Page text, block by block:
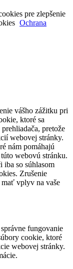
pre zlepšenie
Ochrana
vášho zážitku pri
ktoré sa
pretože
webovej stránky.
nám pomáhajú
webovú stránku.
iba so súhlasom
Zrušenie
vplyv na vaše
fungovanie
cookie, ktoré
webovej stránky.